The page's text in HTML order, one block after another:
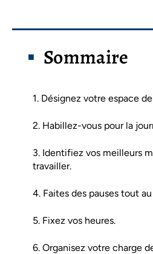
Sommaire
1. Désignez votre espace
2. Habillez-vous pour la
3. Identifiez vos meilleurs
travailler.
4. Faites des pauses tout
5. Fixez vos heures.
6. Organisez votre charge